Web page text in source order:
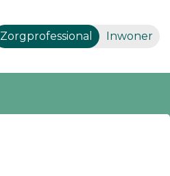
Zorgprofessional Inwoner